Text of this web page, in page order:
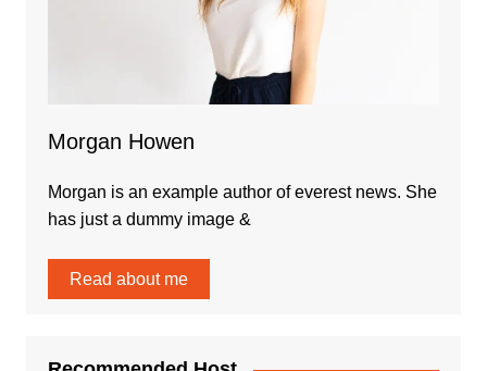
Morgan Howen
Morgan is an example author of everest news. She
has just a dummy image &
Read about me